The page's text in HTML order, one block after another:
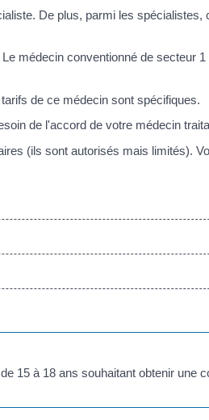
De plus, parmi les spécialistes,
Le médecin conventionné de secteur
de ce médecin sont spécifiques.
de l'accord de votre médecin
(ils sont autorisés mais limités).
15 à 18 ans souhaitant obtenir une